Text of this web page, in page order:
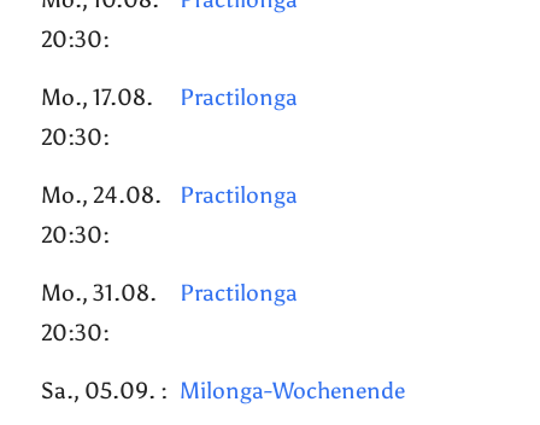
20:30:
Mo., 17.08.
20:30:
Practilonga
Mo., 24.08.
20:30:
Practilonga
Mo., 31.08.
20:30:
Practilonga
Sa., 05.09. : Milonga-Wochenende